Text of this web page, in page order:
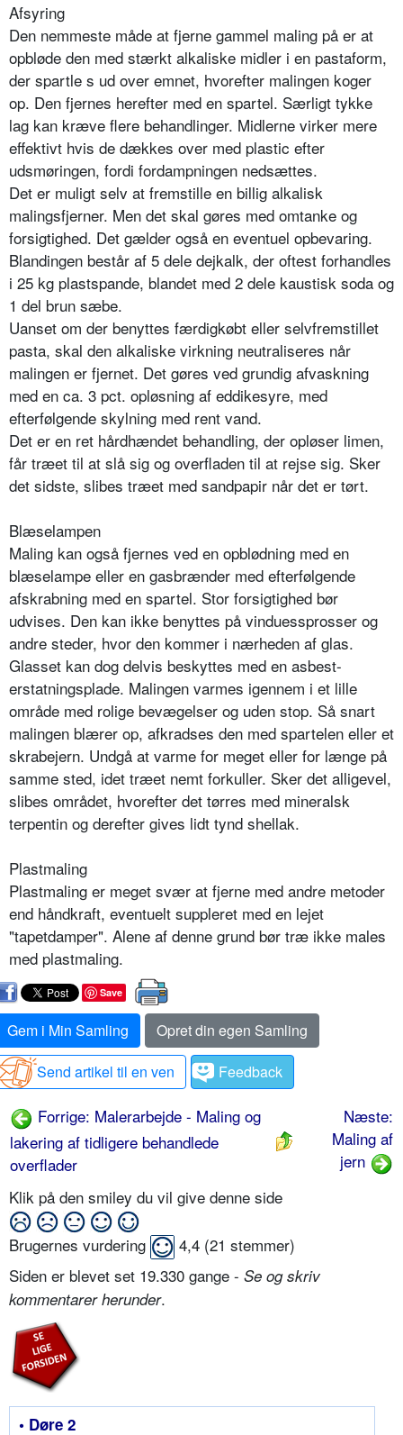
Afsyring
Den nemmeste måde at fjerne gammel maling på er at
opbløde den med stærkt alkaliske midler i en pastaform,
der spartle s ud over emnet, hvorefter malingen koger
op. Den fjernes herefter med en spartel. Særligt tykke
lag kan kræve flere behandlinger. Midlerne virker mere
effektivt hvis de dækkes over med plastic efter
udsmøringen, fordi fordampningen nedsættes.
Det er muligt selv at fremstille en billig alkalisk
malingsfjerner. Men det skal gøres med omtanke og
forsigtighed. Det gælder også en eventuel opbevaring.
Blandingen består af 5 dele dejkalk, der oftest forhandles
i 25 kg plastspande, blandet med 2 dele kaustisk soda og
1 del brun sæbe.
Uanset om der benyttes færdigkøbt eller selvfremstillet
pasta, skal den alkaliske virkning neutraliseres når
malingen er fjernet. Det gøres ved grundig afvaskning
med en ca. 3 pct. opløsning af eddikesyre, med
efterfølgende skylning med rent vand.
Det er en ret hårdhændet behandling, der opløser limen,
får træet til at slå sig og overfladen til at rejse sig. Sker
det sidste, slibes træet med sandpapir når det er tørt.
Blæselampen
Maling kan også fjernes ved en opblødning med en
blæselampe eller en gasbrænder med efterfølgende
afskrabning med en spartel. Stor forsigtighed bør
udvises. Den kan ikke benyttes på vinduessprosser og
andre steder, hvor den kommer i nærheden af glas.
Glasset kan dog delvis beskyttes med en asbest-
erstatningsplade. Malingen varmes igennem i et lille
område med rolige bevægelser og uden stop. Så snart
malingen blærer op, afkradses den med spartelen eller et
skrabejern. Undgå at varme for meget eller for længe på
samme sted, idet træet nemt forkuller. Sker det alligevel,
slibes området, hvorefter det tørres med mineralsk
terpentin og derefter gives lidt tynd shellak.
Plastmaling
Plastmaling er meget svær at fjerne med andre metoder
end håndkraft, eventuelt suppleret med en lejet
"tapetdamper". Alene af denne grund bør træ ikke males
med plastmaling.
Save
Gem i Min Samling
Opret din egen Samling
Send artikel til en ven
Feedback
Forrige: Malerarbejde - Maling og
lakering af tidligere behandlede
overflader
Næste:
Maling af
jern
Klik på den smiley du vil give denne side
Brugernes vurdering 4,4 (21 stemmer)
Siden er blevet set 19.330 gange - Se og skriv
kommentarer herunder.
• Døre 2